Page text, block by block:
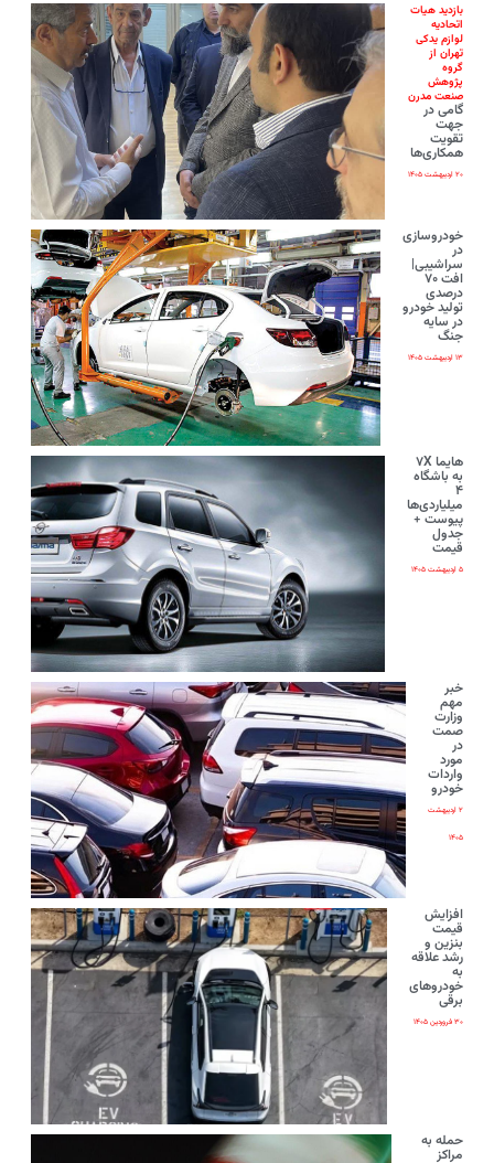
بازدید هیات
اتحادیه
لوازم یدکی
تهران از
گروه
پژوهش
صنعت مدرن
گامی در
جهت
تقویت
همکاری‌ها
۲۰ اردیبهشت ۱۴۰۵
خودروسازی
در
سراشیبی|
افت ۷۰
درصدی
تولید خودرو
در سایه
جنگ
۱۳ اردیبهشت ۱۴۰۵
هایما ۷X
به باشگاه
۴
میلیاردی‌ها
پیوست +
جدول
قیمت
۵ اردیبهشت ۱۴۰۵
خبر
مهم
وزارت
صمت
در
مورد
واردات
خودرو
۲ اردیبهشت
۱۴۰۵
افزایش
قیمت
بنزین و
رشد علاقه
به
خودروهای
برقی
۳۰ فروردین ۱۴۰۵
حمله به
مراکز